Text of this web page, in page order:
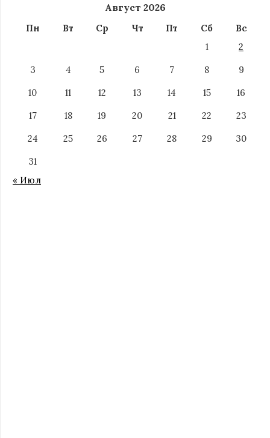
Август 2026
Пн Вт Ср Чт Пт Сб
Вс
1
2
3
4 5 6 7 8
9
10
11 12 13 14 15
16
17
18 19 20 21 22
23
24
25 26 27 28 29
30
31
« Июл